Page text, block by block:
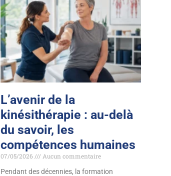
L’avenir de la
kinésithérapie : au-delà
du savoir, les
compétences humaines
07/05/2026
Aucun commentaire
Pendant des décennies, la formation